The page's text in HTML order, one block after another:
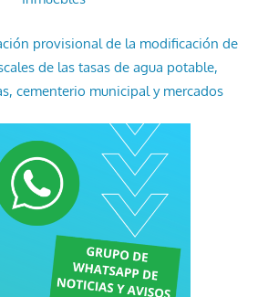
provisional de la modificación de
de las tasas de agua potable,
cementerio municipal y mercados